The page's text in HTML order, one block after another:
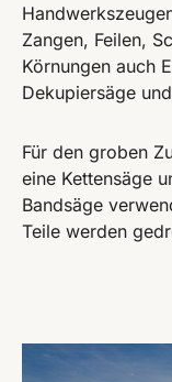
Zangen, Feilen,
Körnungen auch
Dekupiersäge
Für den groben
eine Kettensäge
Bandsäge
Teile werden